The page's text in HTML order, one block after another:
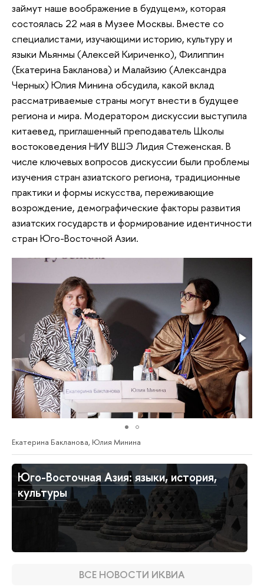
займут наше воображение в будущем», которая
состоялась 22 мая в Музее Москвы. Вместе со
специалистами, изучающими историю, культуру и
языки Мьянмы (Алексей Кириченко), Филиппин
(Екатерина Бакланова) и Малайзию (Александра
Черных) Юлия Минина обсудила, какой вклад
рассматриваемые страны могут внести в будущее
региона и мира. Модератором дискуссии выступила
китаевед, приглашенный преподаватель Школы
востоковедения НИУ ВШЭ Лидия Стеженская. В
числе ключевых вопросов дискуссии были проблемы
изучения стран азиатского региона, традиционные
практики и формы искусства, переживающие
возрождение, демографические факторы развития
азиатских государств и формирование идентичности
стран Юго-Восточной Азии.
Екатерина Бакланова, Юлия Минина
Юго-Восточная Азия: языки, история,
культуры
ВСЕ НОВОСТИ ИКВИА